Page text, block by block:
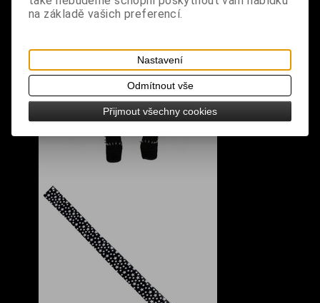
na základě vašich preferencí.
Nastavení
Odmítnout vše
Přijmout všechny cookies